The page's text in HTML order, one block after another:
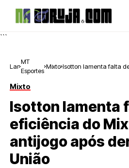
```
Lar
MT
Esportes
Mixto Isotton lamenta falta
Mixto
Isotton lamenta
eficiência do
antijogo após
União